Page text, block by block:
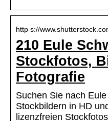
http s://
210 Eule
Stockfotos,
Fotografie
Suchen Sie nach
Stockbildern in HD
lizenzfreien